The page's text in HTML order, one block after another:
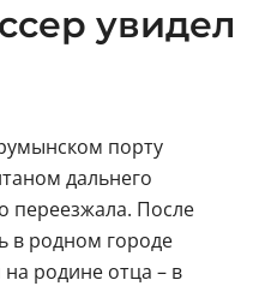
увидел
порту
дальнего
переезжала. После
в родном городе
родине отца – в